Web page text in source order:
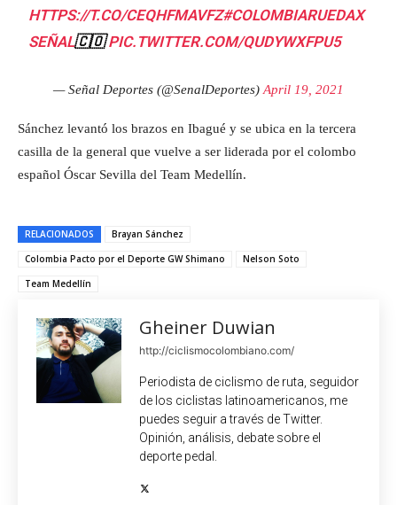
HTTPS://T.CO/CEQHFMAVFZ#COLOMBIARUEDAX
SEÑAL🇨🇴PIC.TWITTER.COM/QUDYWXFPU5
— Señal Deportes (@SenalDeportes) April 19, 2021
Sánchez levantó los brazos en Ibagué y se ubica en la tercera
casilla de la general que vuelve a ser liderada por el colombo
español Óscar Sevilla del Team Medellín.
RELACIONADOS
Brayan Sánchez
Colombia Pacto por el Deporte GW Shimano
Nelson Soto
Team Medellín
Gheiner Duwian
http://ciclismocolombiano.com/
Periodista de ciclismo de ruta, seguidor
de los ciclistas latinoamericanos, me
puedes seguir a través de Twitter.
Opinión, análisis, debate sobre el
deporte pedal.